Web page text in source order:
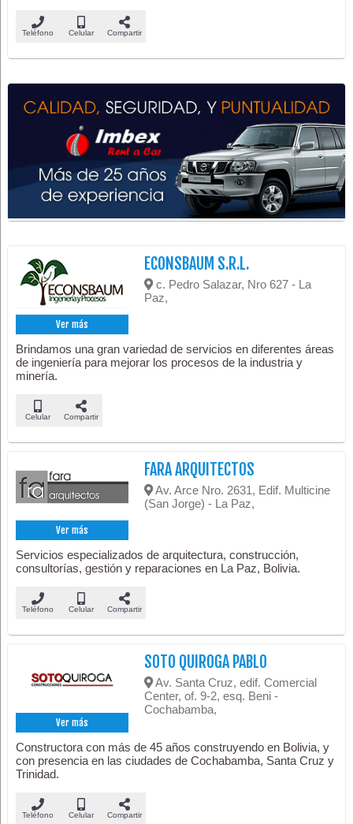
Teléfono Celular Compartir
Ver más
ECONSBAUM S.R.L.
c. Pedro Salazar, Nro 627 - La
Paz,
Brindamos una gran variedad de servicios en diferentes áreas
de ingeniería para mejorar los procesos de la industria y
minería.
Celular Compartir
Ver más
FARA ARQUITECTOS
Av. Arce Nro. 2631, Edif. Multicine
(San Jorge) - La Paz,
Servicios especializados de arquitectura, construcción,
consultorías, gestión y reparaciones en La Paz, Bolivia.
Teléfono Celular Compartir
Ver más
SOTO QUIROGA PABLO
Av. Santa Cruz, edif. Comercial
Center, of. 9-2, esq. Beni -
Cochabamba,
Constructora con más de 45 años construyendo en Bolivia, y
con presencia en las ciudades de Cochabamba, Santa Cruz y
Trinidad.
Teléfono Celular Compartir